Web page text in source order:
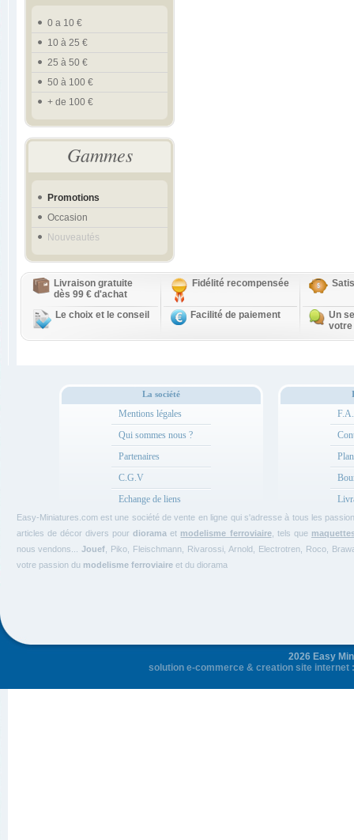
0 a 10 €
10 à 25 €
25 à 50 €
50 à 100 €
+ de 100 €
Gammes
Promotions
Occasion
Nouveautés
Livraison gratuite
dès 99 € d'achat
Fidélité recompensée
Le choix et le conseil Facilité de paiement
Un
votre
La société
Mentions légales
Qui sommes nous ?
Partenaires
C.G.V
Echange de liens
Easy-Miniatures.com est une société de vente en ligne qui s'adresse à tous les
articles de décor divers pourdiorama et modelisme ferroviaire, tels que
nous vendons...Jouef , Piko, Fleischmann, Rivarossi, Arnold, Electrotren, Roco,
votre passion du modelisme ferroviaireet du diorama
2026 Easy
solution e-commerce & creation site internet